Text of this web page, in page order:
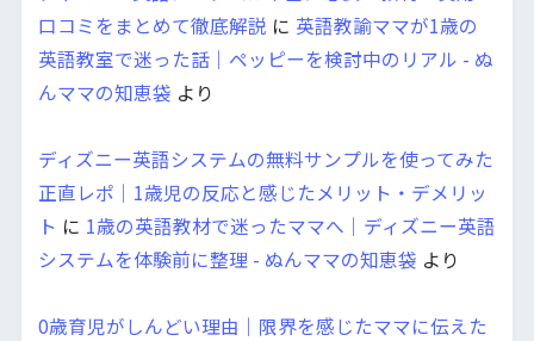
口コミをまとめて徹底解説 に 英語教諭ママが1歳の
英語教室で迷った話｜ペッピーを検討中のリアル - ぬ
んママの知恵袋 より
ディズニー英語システムの無料サンプルを使ってみた
正直レポ｜1歳児の反応と感じたメリット・デメリッ
ト に 1歳の英語教材で迷ったママへ｜ディズニー英語
システムを体験前に整理 - ぬんママの知恵袋 より
0歳育児がしんどい理由｜限界を感じたママに伝えた